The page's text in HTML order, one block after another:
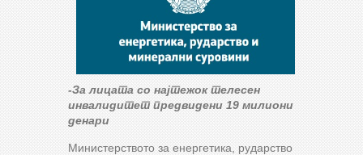
-За лицата со најтежок телесен
инвалидитет предвидени 19 милиони
денари
Министерството за енергетика, рударство